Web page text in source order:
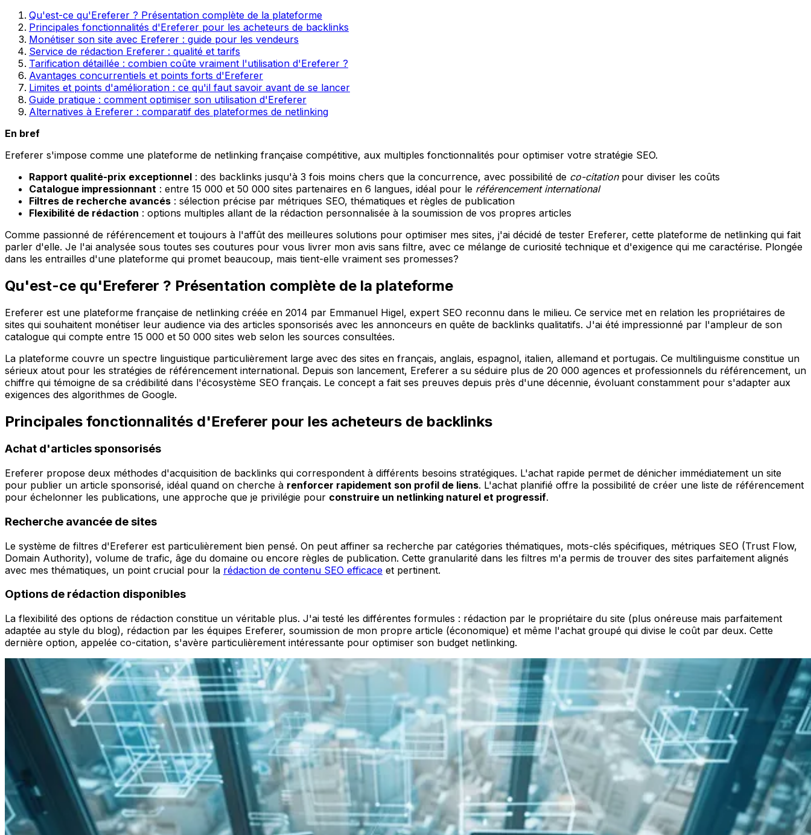
Qu'est-ce qu'Ereferer ? Présentation complète de la plateforme
Principales fonctionnalités d'Ereferer pour les acheteurs de backlinks
Monétiser son site avec Ereferer : guide pour les vendeurs
Service de rédaction Ereferer : qualité et tarifs
Tarification détaillée : combien coûte vraiment l'utilisation d'Ereferer ?
Avantages concurrentiels et points forts d'Ereferer
Limites et points d'amélioration : ce qu'il faut savoir avant de se lancer
Guide pratique : comment optimiser son utilisation d'Ereferer
Alternatives à Ereferer : comparatif des plateformes de netlinking
En bref
Ereferer s'impose comme une plateforme de netlinking française compétitive, aux multiples fonctionnalités pour optimiser votre stratégie SEO.
Rapport qualité-prix exceptionnel : des backlinks jusqu'à 3 fois moins chers que la concurrence, avec possibilité de co-citationpour diviser les coûts
Catalogue impressionnant : entre 15 000 et 50 000 sites partenaires en 6 langues, idéal pour le référencement international
Filtres de recherche avancés : sélection précise par métriques SEO, thématiques et règles de publication
Flexibilité de rédaction : options multiples allant de la rédaction personnalisée à la soumission de vos propres articles
Comme passionné de référencement et toujours à l'affût des meilleures solutions pour optimiser mes sites, j'ai décidé de tester Ereferer, cette plateforme de netlinking qui fait
parler d'elle. Je l'ai analysée sous toutes ses coutures pour vous livrer mon avis sans filtre, avec ce mélange de curiosité technique et d'exigence qui me caractérise. Plongée
dans les entrailles d'une plateforme qui promet beaucoup, mais tient-elle vraiment ses promesses?
Qu'est-ce qu'Ereferer ? Présentation complète de la plateforme
Ereferer est une plateforme française de netlinking créée en 2014 par Emmanuel Higel, expert SEO reconnu dans le milieu. Ce service met en relation les propriétaires de
sites qui souhaitent monétiser leur audience via des articles sponsorisés avec les annonceurs en quête de backlinks qualitatifs. J'ai été impressionné par l'ampleur de son
catalogue qui compte entre 15 000 et 50 000 sites web selon les sources consultées.
La plateforme couvre un spectre linguistique particulièrement large avec des sites en français, anglais, espagnol, italien, allemand et portugais. Ce multilinguisme constitue un
sérieux atout pour les stratégies de référencement international. Depuis son lancement, Ereferer a su séduire plus de 20 000 agences et professionnels du référencement, un
chiffre qui témoigne de sa crédibilité dans l'écosystème SEO français. Le concept a fait ses preuves depuis près d'une décennie, évoluant constamment pour s'adapter aux
exigences des algorithmes de Google.
Principales fonctionnalités d'Ereferer pour les acheteurs de backlinks
Achat d'articles sponsorisés
Ereferer propose deux méthodes d'acquisition de backlinks qui correspondent à différents besoins stratégiques. L'achat rapide permet de dénicher immédiatement un site
pour publier un article sponsorisé, idéal quand on cherche à renforcer rapidement son profil de liens. L'achat planifié offre la possibilité de créer une liste de référencement
pour échelonner les publications, une approche que je privilégie pour construire un netlinking naturel et progressif.
Recherche avancée de sites
Le système de filtres d'Ereferer est particulièrement bien pensé. On peut affiner sa recherche par catégories thématiques, mots-clés spécifiques, métriques SEO (Trust Flow,
Domain Authority), volume de trafic, âge du domaine ou encore règles de publication. Cette granularité dans les filtres m'a permis de trouver des sites parfaitement alignés
avec mes thématiques, un point crucial pour la rédaction de contenu SEO efficace et pertinent.
Options de rédaction disponibles
La flexibilité des options de rédaction constitue un véritable plus. J'ai testé les différentes formules : rédaction par le propriétaire du site (plus onéreuse mais parfaitement
adaptée au style du blog), rédaction par les équipes Ereferer, soumission de mon propre article (économique) et même l'achat groupé qui divise le coût par deux. Cette
dernière option, appelée co-citation, s'avère particulièrement intéressante pour optimiser son budget netlinking.